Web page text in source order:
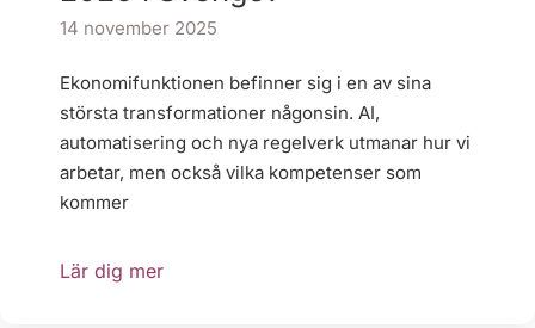
14 november 2025
Ekonomifunktionen befinner sig i en av sina
största transformationer någonsin. AI,
automatisering och nya regelverk utmanar hur vi
arbetar, men också vilka kompetenser som
kommer
Lär dig mer